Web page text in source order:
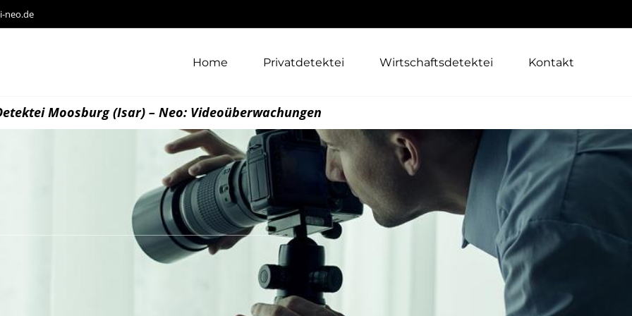
neo.de
Home Privatdetektei Wirtschaftsdetektei Kontakt
Moosburg (Isar) – Neo: Videoüberwachungen